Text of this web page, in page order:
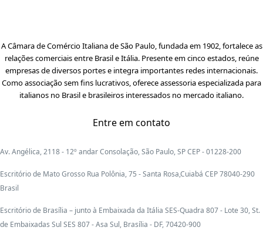
A Câmara de Comércio Italiana de São Paulo, fundada em 1902, fortalece as
relações comerciais entre Brasil e Itália. Presente em cinco estados, reúne
empresas de diversos portes e integra importantes redes internacionais.
Como associação sem fins lucrativos, oferece assessoria especializada para
italianos no Brasil e brasileiros interessados no mercado italiano.
Entre em contato
Av. Angélica, 2118 - 12º andar Consolação, São Paulo, SP CEP - 01228-200
Escritório de Mato Grosso Rua Polônia, 75 - Santa Rosa,Cuiabá CEP 78040-290
Brasil
Escritório de Brasília – junto à Embaixada da Itália SES-Quadra 807 - Lote 30, St.
de Embaixadas Sul SES 807 - Asa Sul, Brasília - DF, 70420-900